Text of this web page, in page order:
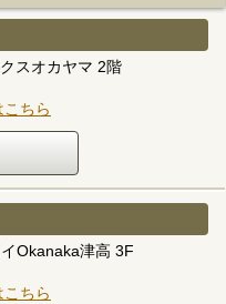
スオカヤマ 2階
ちら
Okanaka津高 3F
ちら